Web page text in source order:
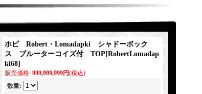
ホピ Robert・Lomadapki シャドーボック
ス ブルーターコイズ付 TOP [RobertLomadap
ki68]
販売価格: 999,999,999円(税込)
数量: